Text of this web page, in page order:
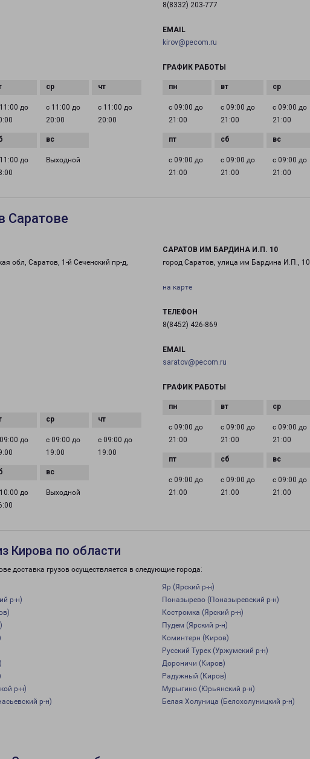
до
с 11:00 до
20:00
с 11:00 до
20:00
до
Выходной
8(8332) 203-777
EMAIL
kirov@pecom.ru
ГРАФИК РАБОТЫ
с 09:00 до
21:00
с 09:00 до
21:00
с 09:00 до
21:00
с 09:00 до
21:00
с 09:00 до
21:00
с 09:00 до
21:00
Саратове
обл, Саратов, 1-й Сеченский пр-д,
до
с 09:00 до
19:00
с 09:00 до
19:00
до
Выходной
САРАТОВ ИМ БАРДИНА И.П. 10
город Саратов, улица им Бардина И.П., 10
на карте
ТЕЛЕФОН
8(8452) 426-869
EMAIL
saratov@pecom.ru
ГРАФИК РАБОТЫ
с 09:00 до
21:00
с 09:00 до
21:00
с 09:00 до
21:00
с 09:00 до
21:00
с 09:00 до
21:00
с 09:00 до
21:00
Кирова по области
доставка грузов осуществляется в следующие города:
Яр (Ярский р-н)
р-н)
Поназырево (Поназыревский р-н)
Костромка (Ярский р-н)
Пудем (Ярский р-н)
Коминтерн (Киров)
Русский Турек (Уржумский р-н)
Дороничи (Киров)
Радужный (Киров)
р-н)
Мурыгино (Юрьянский р-н)
р-н)
Белая Холуница (Белохолуницкий р-н)